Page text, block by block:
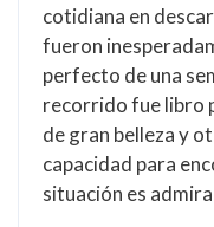
cotidiana en
fueron
perfecto de una
recorrido fue libro
de gran belleza y
capacidad para
situación es